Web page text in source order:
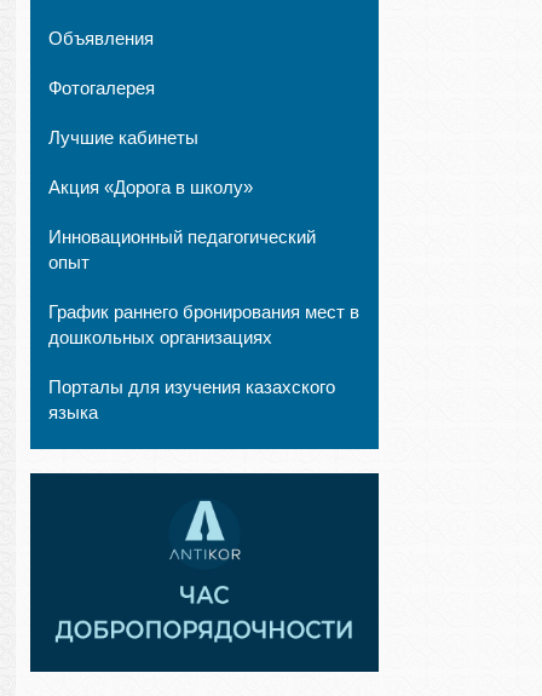
Объявления
Фотогалерея
Лучшие кабинеты
Акция «Дорога в школу»
Инновационный педагогический
опыт
График раннего бронирования мест в
дошкольных организациях
Порталы для изучения казахского
языка